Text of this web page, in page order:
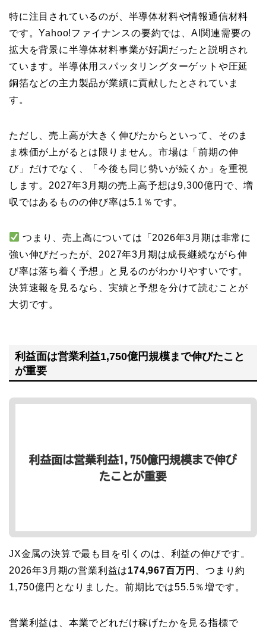
特に注目されているのが、半導体材料や情報通信材料
です。Yahoo!ファイナンスの要約では、AI関連需要の
拡大を背景に半導体材料事業が好調だったと説明され
ています。半導体用スパッタリングターゲットや圧延
銅箔などの主力製品が業績に貢献したとされていま
す。
ただし、売上高が大きく伸びたからといって、そのま
ま株価が上がるとは限りません。市場は「前期の伸
び」だけでなく、「今後も同じ勢いが続くか」を重視
します。2027年3月期の売上高予想は9,300億円で、増
収ではあるものの伸び率は5.1％です。
つまり、売上高については「2026年3月期は非常に
強い伸びだったが、2027年3月期は成長継続ながら伸
び率は落ち着く予想」と見るのがわかりやすいです。
決算速報を見るなら、実績と予想を分けて読むことが
大切です。
利益面は営業利益1,750億円規模まで伸びたこと
が重要
JX金属の決算で最も目を引くのは、利益の伸びです。
2026年3月期の営業利益は174,967百万円
、つまり約
1,750億円となりました。前期比では55.5％増です。
営業利益は、本業でどれだけ稼げたかを見る指標で